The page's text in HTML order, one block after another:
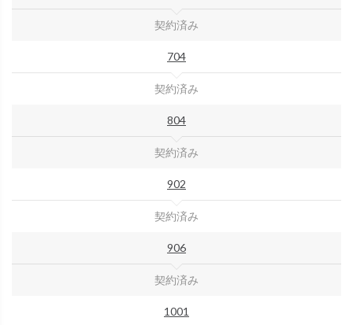
契約済み
704
契約済み
804
契約済み
902
契約済み
906
契約済み
1001